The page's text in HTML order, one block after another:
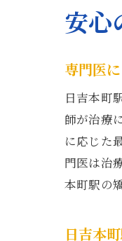
安心
専門医
日吉本町
師が治療
に応じた
門医は治
本町駅の
日吉本